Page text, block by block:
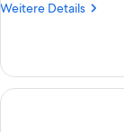
Weitere Details
Weitere